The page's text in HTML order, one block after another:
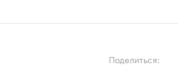
Поделиться: